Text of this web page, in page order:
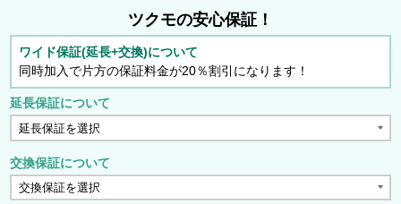
ツクモの安心保証！
ワイド保証(延長+交換)について
同時加入で片方の保証料金が20％割引になります！
延長保証について
交換保証について